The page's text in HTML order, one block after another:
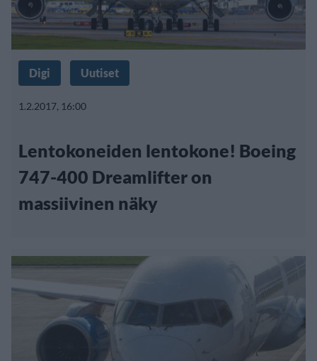
Digi Uutiset
1.2.2017, 16:00
Lentokoneiden lentokone! Boeing
747-400 Dreamlifter on
massiivinen näky